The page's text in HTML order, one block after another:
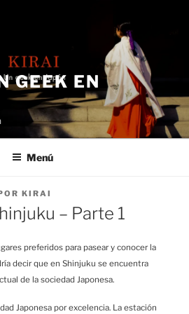
GEEK EN
Menú
KIRAI
– Parte 1
preferidos para pasear y conocer la
decir que en Shinjuku se encuentra
de la sociedad Japonesa.
Japonesa por excelencia. La estación